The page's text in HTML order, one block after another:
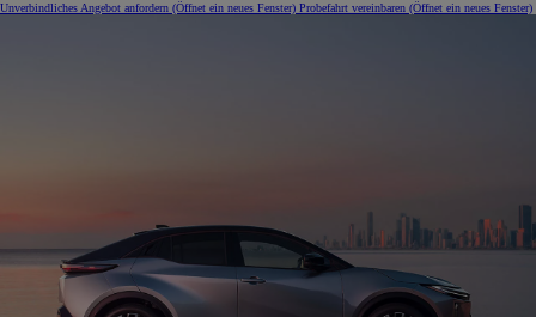
Unverbindliches Angebot anfordern (Öffnet ein neues Fenster) Probefahrt vereinbaren (Öffnet ein neues Fenster)